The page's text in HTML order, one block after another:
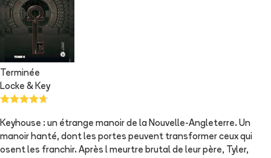
Terminée
Locke & Key
Keyhouse : un étrange manoir de la Nouvelle-Angleterre. Un
manoir hanté, dont les portes peuvent transformer ceux qui
osent les franchir. Après l meurtre brutal de leur père, Tyler,